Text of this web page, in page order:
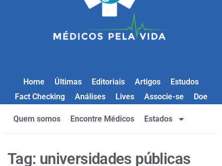
Home Últimas Editoriais Artigos
Estudos
Fact Checking
Análises Lives Associe-se Doe
Quem somos Encontre Médicos Estados
Tag: universidades públicas